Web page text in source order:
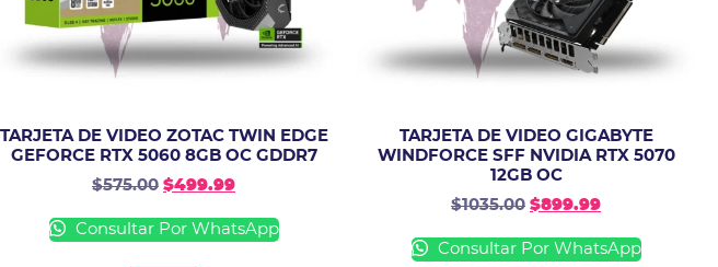
TARJETA DE VIDEO ZOTAC TWIN EDGE
GEFORCE RTX 5060 8GB OC GDDR7
$575.00 $499.99
Consultar Por WhatsApp
TARJETA DE VIDEO GIGABYTE
WINDFORCE SFF NVIDIA RTX 5070
12GB OC
$1035.00 $899.99
Consultar Por WhatsApp